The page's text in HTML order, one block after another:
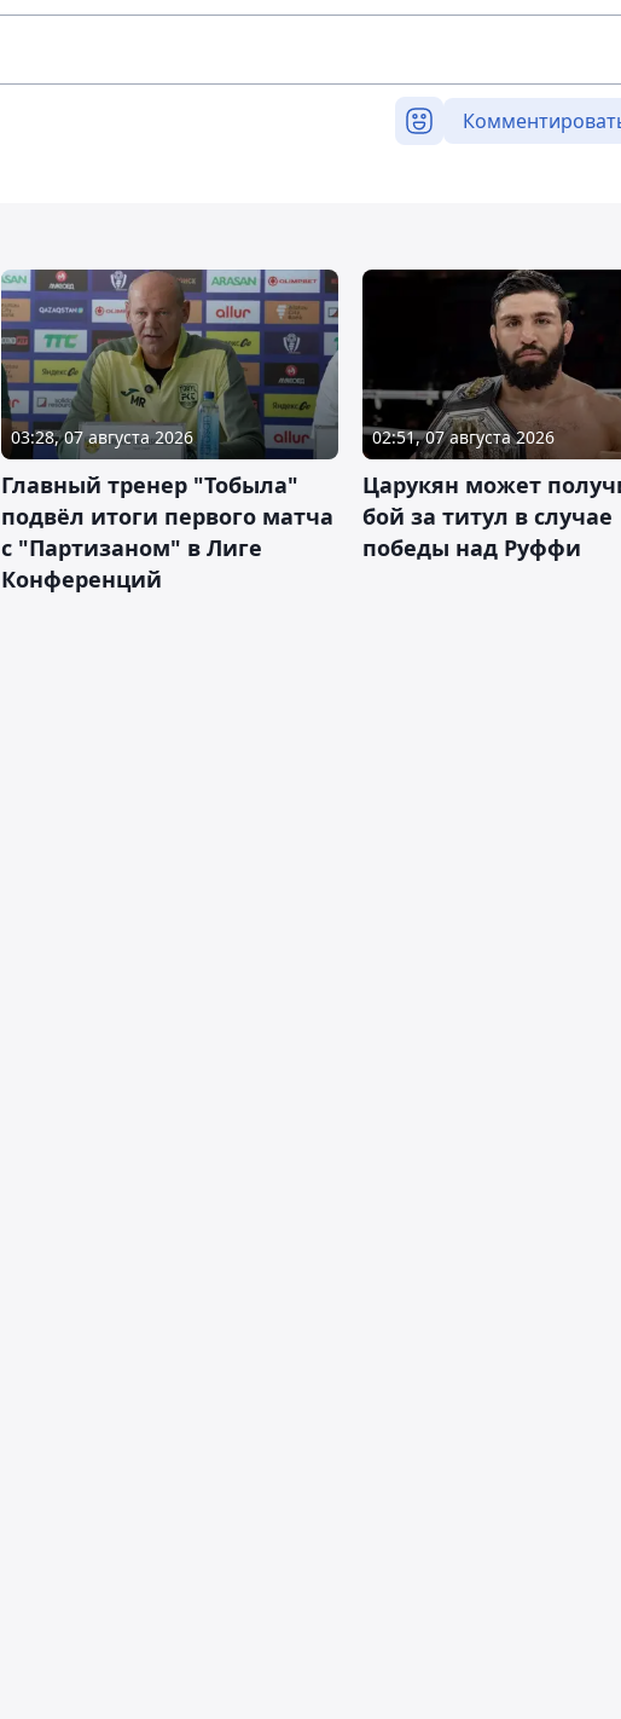
03:28, 07 августа 2026
Главный тренер "Тобыла"
подвёл итоги первого матча
с "Партизаном" в Лиге
Конференций
02:51, 07 августа 2026
Царукян может
бой за титул в случае
победы над Руффи